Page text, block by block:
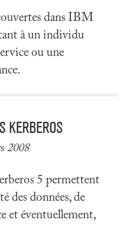
dans IBM
à un individu
ou une
KERBEROS
2008
5 permettent
des données, de
et éventuellement,